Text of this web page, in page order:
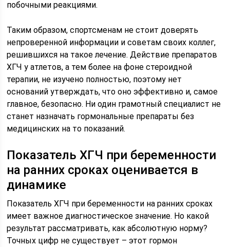
побочными реакциями.
Таким образом, спортсменам не стоит доверять
непроверенной информации и советам своих коллег,
решившихся на такое лечение. Действие препаратов
ХГЧ у атлетов, а тем более на фоне стероидной
терапии, не изучено полностью, поэтому нет
оснований утверждать, что оно эффективно и, самое
главное, безопасно. Ни один грамотный специалист не
станет назначать гормональные препараты без
медицинских на то показаний.
Показатель ХГЧ при беременности
на ранних сроках оценивается в
динамике
Показатель ХГЧ при беременности на ранних сроках
имеет важное диагностическое значение. Но какой
результат рассматривать, как абсолютную норму?
Точных цифр не существует – этот гормон